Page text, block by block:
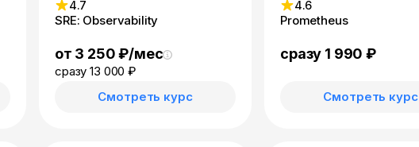
4.7
SRE: Observability
от 3 250 ₽/мес
сразу 13 000 ₽
Смотреть курс
4.6
Prometheus
сразу 1 990 ₽
Смотреть курс